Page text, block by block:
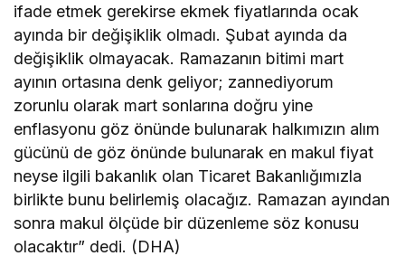
ifade etmek gerekirse ekmek fiyatlarında ocak
ayında bir değişiklik olmadı. Şubat ayında da
değişiklik olmayacak. Ramazanın bitimi mart
ayının ortasına denk geliyor; zannediyorum
zorunlu olarak mart sonlarına doğru yine
enflasyonu göz önünde bulunarak halkımızın alım
gücünü de göz önünde bulunarak en makul fiyat
neyse ilgili bakanlık olan Ticaret Bakanlığımızla
birlikte bunu belirlemiş olacağız. Ramazan ayından
sonra makul ölçüde bir düzenleme söz konusu
olacaktır” dedi. (DHA)